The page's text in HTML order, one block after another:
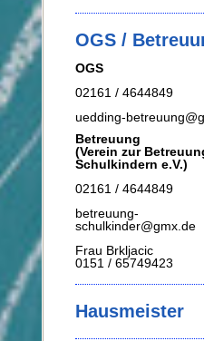
OGS /
OGS
02161 / 4644849
uedding-
Betreuung
(Verein zur
Schulkindern e.V.)
02161 / 4644849
betreuung-
schulkinder@gmx.de
Frau Brkljacic
0151 / 65749423
Hausmeister